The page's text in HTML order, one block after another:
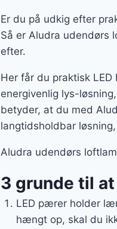
Er du på udkig efter
Så er Aludra udendørs
efter.
Her får du praktisk
energivenlig lys-
betyder, at du med
langtidsholdbar
Aludra udendørs
3 grunde til
LED pærer holder
hængt op, skal du